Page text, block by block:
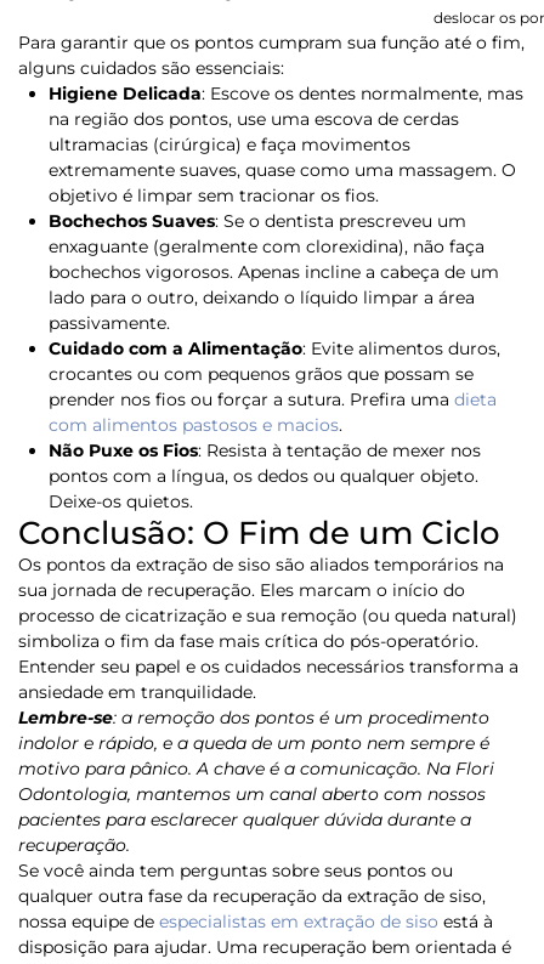
deslocar os
Para garantir que os pontos cumpram sua função até o fim,
alguns cuidados são essenciais:
Higiene Delicada: Escove os dentes normalmente, mas
na região dos pontos, use uma escova de cerdas
ultramacias (cirúrgica) e faça movimentos
extremamente suaves, quase como uma massagem. O
objetivo é limpar sem tracionar os fios.
Bochechos Suaves: Se o dentista prescreveu um
enxaguante (geralmente com clorexidina), não faça
bochechos vigorosos. Apenas incline a cabeça de um
lado para o outro, deixando o líquido limpar a área
passivamente.
Cuidado com a Alimentação: Evite alimentos duros,
crocantes ou com pequenos grãos que possam se
prender nos fios ou forçar a sutura. Prefira uma dieta
com alimentos pastosos e macios.
Não Puxe os Fios: Resista à tentação de mexer nos
pontos com a língua, os dedos ou qualquer objeto.
Deixe-os quietos.
Conclusão: O Fim de um Ciclo
Os pontos da extração de siso são aliados temporários na
sua jornada de recuperação. Eles marcam o início do
processo de cicatrização e sua remoção (ou queda natural)
simboliza o fim da fase mais crítica do pós-operatório.
Entender seu papel e os cuidados necessários transforma a
ansiedade em tranquilidade.
Lembre-se: a remoção dos pontos é um procedimento
indolor e rápido, e a queda de um ponto nem sempre é
motivo para pânico. A chave é a comunicação. Na Flori
Odontologia, mantemos um canal aberto com nossos
pacientes para esclarecer qualquer dúvida durante a
recuperação.
Se você ainda tem perguntas sobre seus pontos ou
qualquer outra fase da recuperação da extração de siso,
nossa equipe de especialistas em extração de siso está à
disposição para ajudar. Uma recuperação bem orientada é